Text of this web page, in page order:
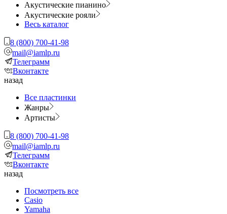
Акустические пианино
Акустические рояли
Весь каталог
8 (800) 700-41-98
mail@iamlp.ru
Телеграмм
Вконтакте
назад
Все пластинки
Жанры
Артисты
8 (800) 700-41-98
mail@iamlp.ru
Телеграмм
Вконтакте
назад
Посмотреть все
Casio
Yamaha